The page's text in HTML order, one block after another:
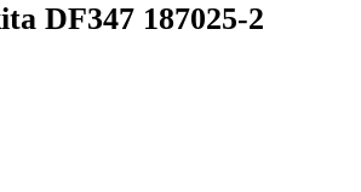
DF347 187025-2